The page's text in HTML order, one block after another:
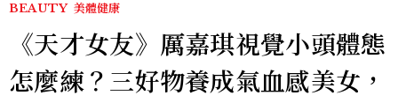
BEAUTY 美體健康
《天才女友》厲嘉琪視覺小頭體態
怎麼練？三好物養成氣血感美女，